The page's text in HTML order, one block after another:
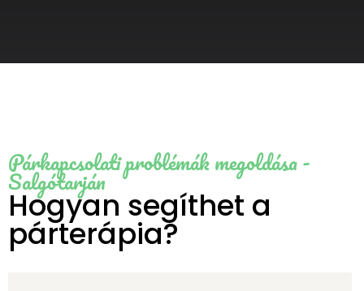
Párkapcsolati problémák megoldása -
Salgótarján
Hogyan segíthet a
párterápia?